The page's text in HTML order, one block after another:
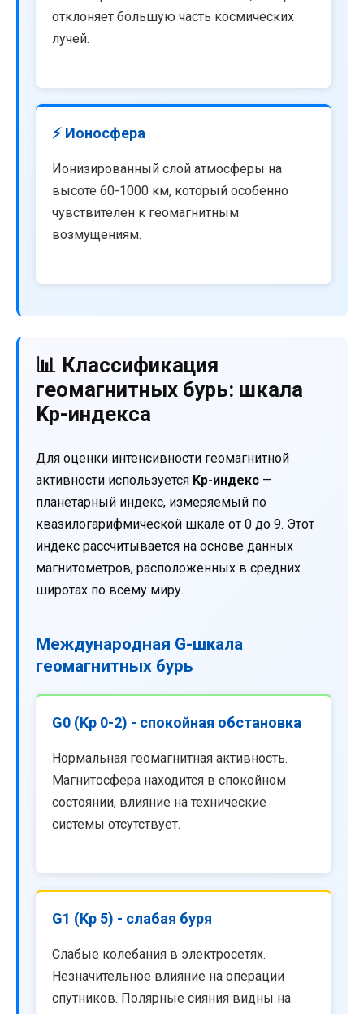
отклоняет большую часть космических
лучей.
⚡ Ионосфера
Ионизированный слой атмосферы на
высоте 60-1000 км, который особенно
чувствителен к геомагнитным
возмущениям.
📊 Классификация
геомагнитных бурь: шкала
Kp-индекса
Для оценки интенсивности геомагнитной
активности используется Kp-индекс —
планетарный индекс, измеряемый по
квазилогарифмической шкале от 0 до 9. Этот
индекс рассчитывается на основе данных
магнитометров, расположенных в средних
широтах по всему миру.
Международная G-шкала
геомагнитных бурь
G0 (Kp 0-2) - спокойная обстановка
Нормальная геомагнитная активность.
Магнитосфера находится в спокойном
состоянии, влияние на технические
системы отсутствует.
G1 (Kp 5) - слабая буря
Слабые колебания в электросетях.
Незначительное влияние на операции
спутников. Полярные сияния видны на